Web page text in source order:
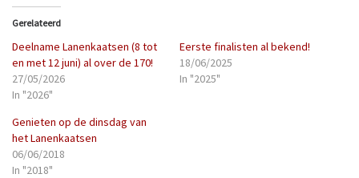
Gerelateerd
Deelname Lanenkaatsen (8 tot
en met 12 juni) al over de 170!
27/05/2026
In "2026"
Eerste finalisten al bekend!
18/06/2025
In "2025"
Genieten op de dinsdag van
het Lanenkaatsen
06/06/2018
In "2018"